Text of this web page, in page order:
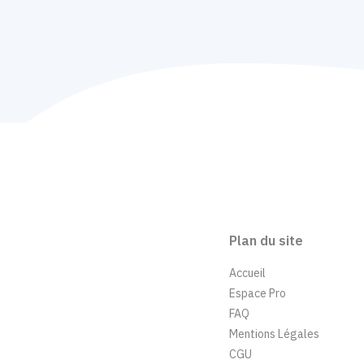
Plan du site
Accueil
Espace Pro
FAQ
Mentions Légales
CGU